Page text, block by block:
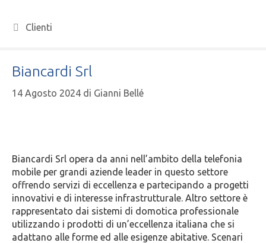
Clienti
Biancardi Srl
14 Agosto 2024 di Gianni Bellé
Biancardi Srl opera da anni nell’ambito della telefonia
mobile per grandi aziende leader in questo settore
offrendo servizi di eccellenza e partecipando a progetti
innovativi e di interesse infrastrutturale. Altro settore è
rappresentato dai sistemi di domotica professionale
utilizzando i prodotti di un’eccellenza italiana che si
adattano alle forme ed alle esigenze abitative. Scenari